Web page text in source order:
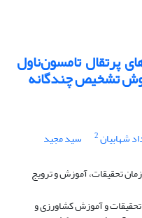
پرتقال تامسون‌ناول
روش تشخیص چندگانه
شهابیان2 سید مجید
تحقیقات، آموزش و ترویج
و آموزش کشاورزی و